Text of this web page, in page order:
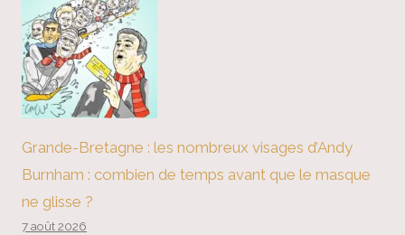
Grande-Bretagne : les nombreux visages d’Andy
Burnham : combien de temps avant que le masque
ne glisse ?
7 août 2026